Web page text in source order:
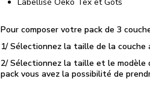
Pour composer votre pack de 3
1/ Sélectionnez la taille de la couche
2/ Sélectionnez la taille et le
pack vous avez la possibilité de